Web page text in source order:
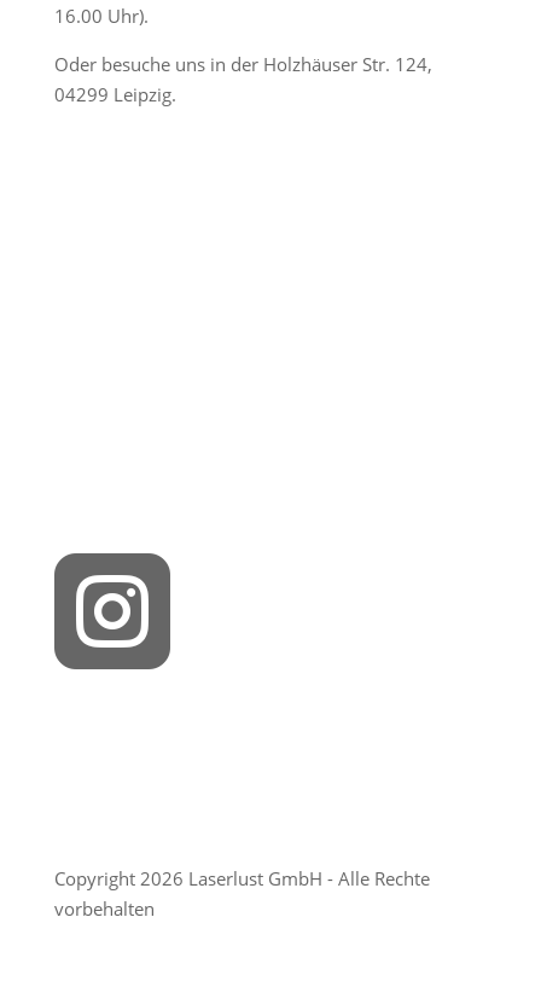
16.00 Uhr).
Oder besuche uns in der Holzhäuser Str. 124,
04299 Leipzig.

Copyright 2026 Laserlust GmbH - Alle Rechte
vorbehalten